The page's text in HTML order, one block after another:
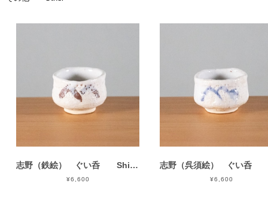
志野（鉄絵） ぐい呑 Shino Guinomi
¥6,600 ¥6,600